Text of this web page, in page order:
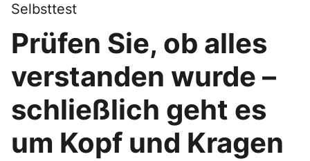
Selbsttest
Prüfen Sie, ob alles
verstanden wurde –
schließlich geht es
um Kopf und Kragen